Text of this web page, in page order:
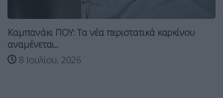
Καμπανάκι ΠΟΥ: Τα νέα περιστατικά καρκίνου
αναμένεται...
8 Ιουλίου, 2026